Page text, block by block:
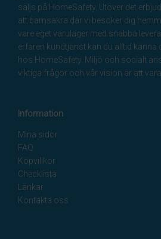
säljs på HomeSafety. Utöver det
att barnsäkra där vi besöker dig
vare eget varulager med snabba
erfaren kundtjänst kan du alltid känna
hos HomeSafety. Miljö och socialt
viktiga frågor och vår vision är att
Information
Mina sidor
FAQ
Köpvillkor
Checklista
Länkar
Kontakta oss